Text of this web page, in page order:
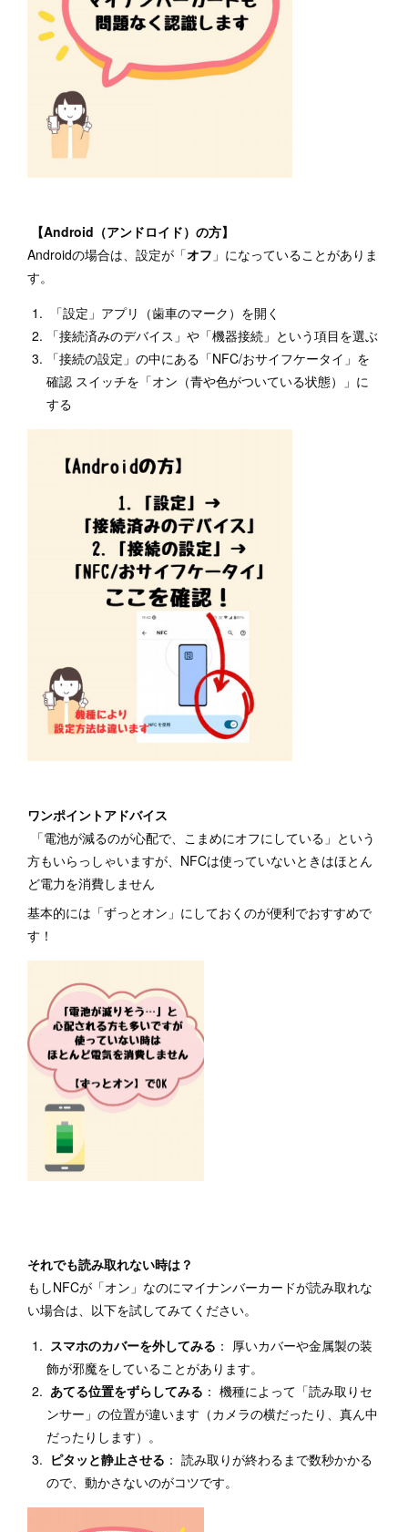
【Android（アンドロイド）の方】
Androidの場合は、設定が「オフ 」になっていることがありま
す。
「設定」アプリ（歯車のマーク）を開く
「接続済みのデバイス」や「機器接続」という項目を選ぶ
「接続の設定」の中にある「NFC/おサイフケータイ」を
確認 スイッチを「オン（青や色がついている状態）」に
する
ワンポイントアドバイス
「電池が減るのが心配で、こまめにオフにしている」という
方もいらっしゃいますが、NFCは使っていないときはほとん
ど電力を消費しません
基本的には「ずっとオン」にしておくのが便利でおすすめで
す！
それでも読み取れない時は？
もしNFCが「オン」なのにマイナンバーカードが読み取れな
い場合は、以下を試してみてください。
スマホのカバーを外してみる ： 厚いカバーや金属製の装
飾が邪魔をしていることがあります。
あてる位置をずらしてみる ： 機種によって「読み取りセ
ンサー」の位置が違います（カメラの横だったり、真ん中
だったりします）。
ピタッと静止させる ： 読み取りが終わるまで数秒かかる
ので、動かさないのがコツです。